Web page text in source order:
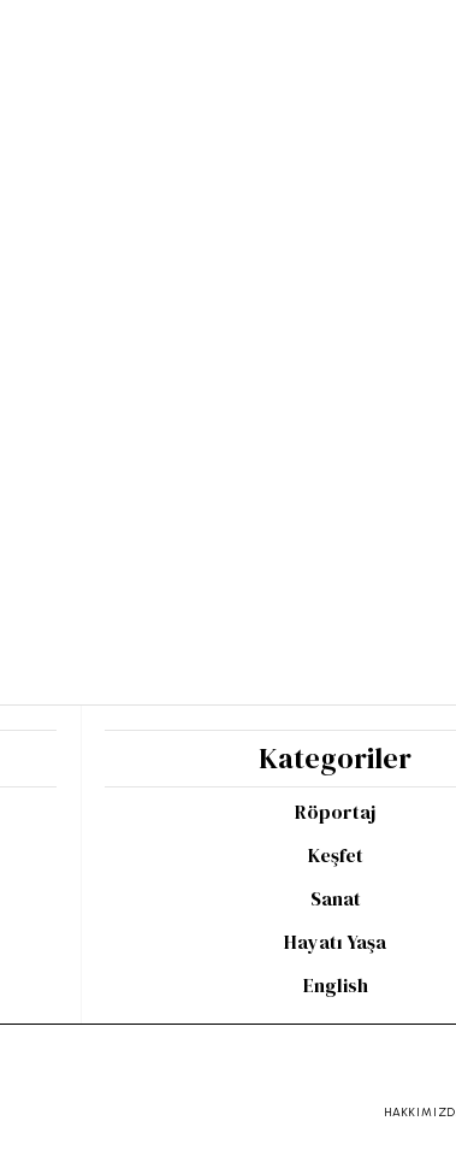
Kategoriler
Röportaj
Keşfet
Sanat
Hayatı Yaşa
English